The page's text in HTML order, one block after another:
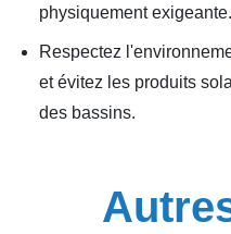
physiquement exigeante.
Respectez
et évitez les produits
des bassins.